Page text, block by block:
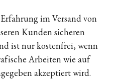
im Versand von
Kunden sicheren
ist nur kostenfrei, wenn
Arbeiten wie auf
akzeptiert wird.